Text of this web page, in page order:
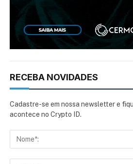
RECEBA NOVIDADES
Cadastre-se em nossa newsletter e
acontece no Crypto ID.